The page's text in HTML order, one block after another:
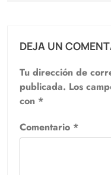
DEJA UN
Tu dirección de
publicada. Los
con *
Comentario *